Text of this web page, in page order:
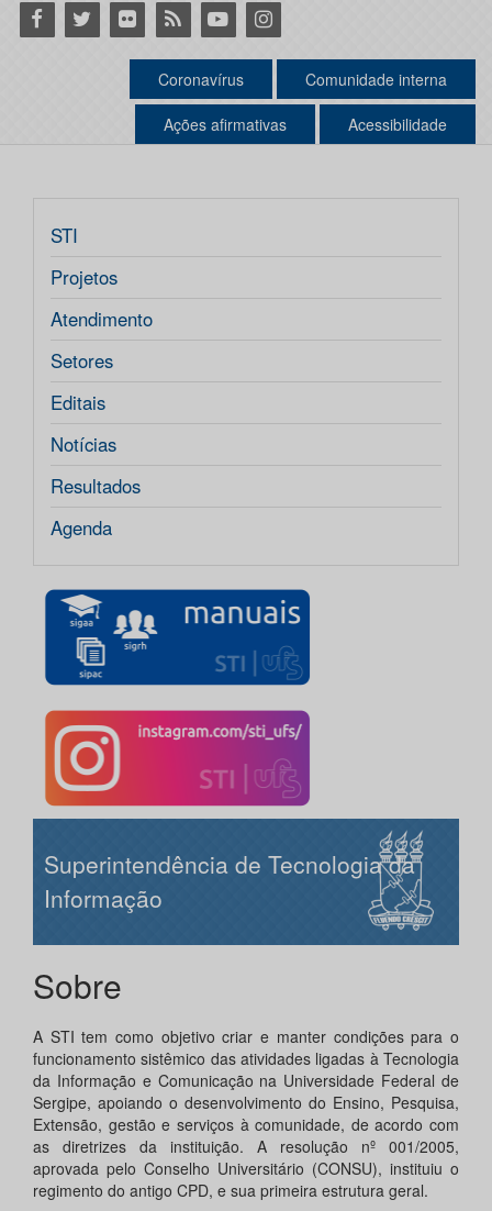
Facebook
Twitter Flickr RSS YoutubeInstagram
Coronavírus Comunidade interna
Ações afirmativas Acessibilidade
STI
Projetos
Atendimento
Setores
Editais
Notícias
Resultados
Agenda
Superintendência de Tecnologia da
Informação
Sobre
A STI tem como objetivo criar e manter condições para o
funcionamento sistêmico das atividades ligadas à Tecnologia
da Informação e Comunicação na Universidade Federal de
Sergipe, apoiando o desenvolvimento do Ensino, Pesquisa,
Extensão, gestão e serviços à comunidade, de acordo com
as diretrizes da instituição. A resolução nº 001/2005,
aprovada pelo Conselho Universitário (CONSU), instituiu o
regimento do antigo CPD, e sua primeira estrutura geral.